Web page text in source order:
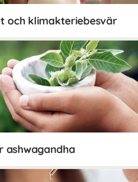
och klimakteriebesvär
ashwagandha